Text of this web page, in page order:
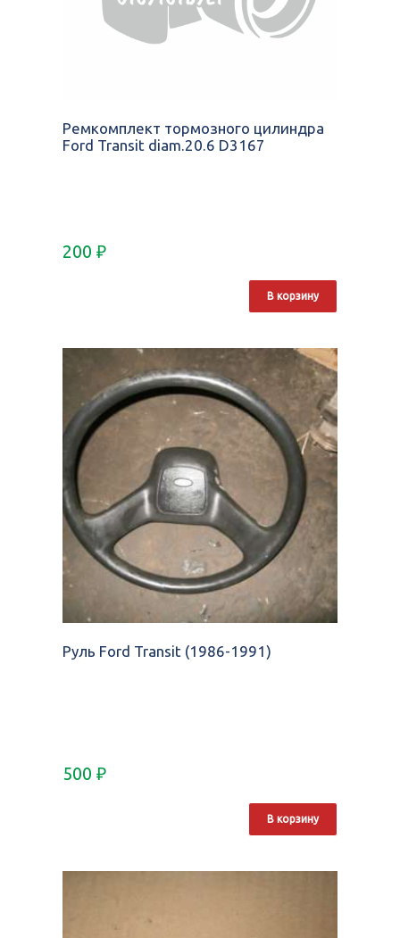
Ремкомплект тормозного цилиндра
Ford Transit diam.20.6 D3167
200 ₽
В корзину
Руль Ford Transit (1986-1991)
500 ₽
В корзину